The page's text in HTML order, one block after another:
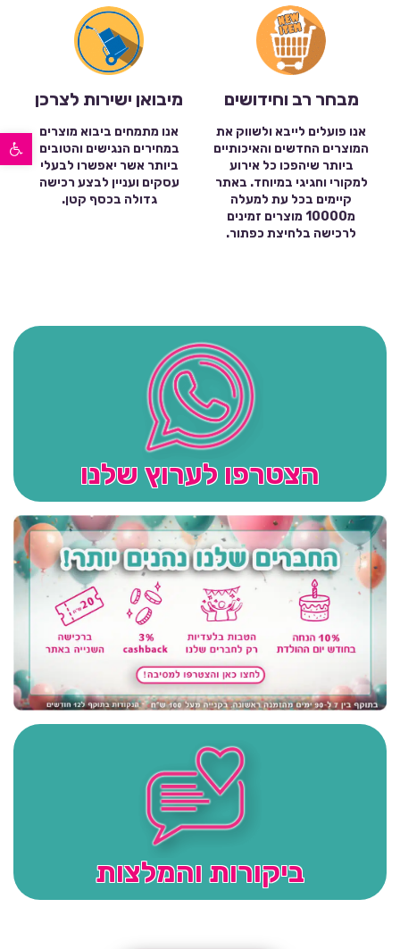
פתח סרגל נגישות
מבחר רב וחידושים
אנו פועלים לייבא ולשווק את
המוצרים החדשים והאיכותיים
ביותר שיהפכו כל אירוע
למקורי וחגיגי במיוחד. באתר
קיימים בכל עת למעלה
מ10000 מוצרים זמינים
לרכישה בלחיצת כפתור.
מיבואן ישירות לצרכן
אנו מתמחים ביבוא מוצרים
במחירים הנגישים והטובים
ביותר אשר יאפשרו לבעלי
עסקים ועניין לבצע רכישה
גדולה בכסף קטן.
הצטרפו לערוץ שלנו
ביקורות והמלצות